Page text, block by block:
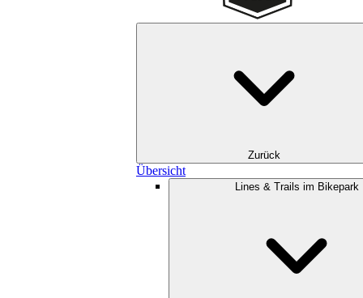
Zurück
Übersicht
Lines & Trails im Bikepark